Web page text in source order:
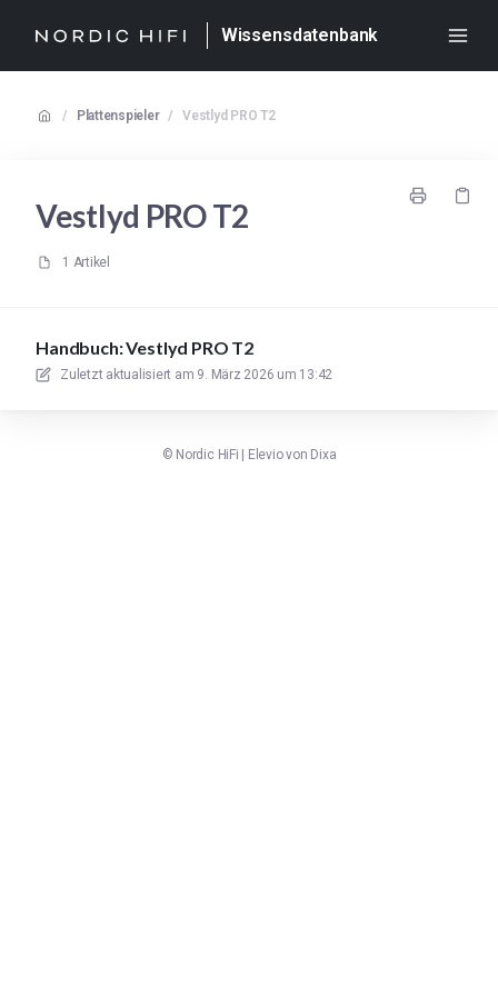
Wissensdatenbank
/ Plattenspieler / Vestlyd PRO T2
Vestlyd PRO T2
1 Artikel
Handbuch: Vestlyd PRO T2
Zuletzt aktualisiert am 9. März 2026 um 13:42
© Nordic HiFi Elevio von Dixa